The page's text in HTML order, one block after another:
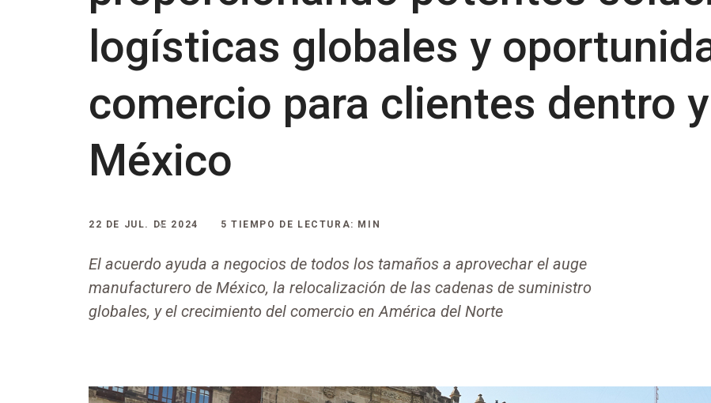
logísticas globales y
comercio para clientes dentro
México
22 DE JUL. DE 2024 5 TIEMPO DE LECTURA: MIN
El acuerdo ayuda a negocios de todos los tamaños a aprovechar el auge
manufacturero de México, la relocalización de las cadenas de suministro
globales, y el crecimiento del comercio en América del Norte